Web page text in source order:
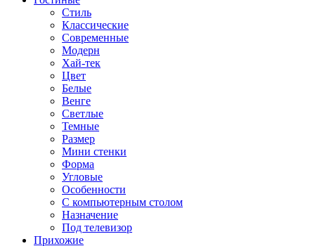
Стиль
Классические
Современные
Модерн
Хай-тек
Цвет
Белые
Венге
Светлые
Темные
Размер
Мини стенки
Форма
Угловые
Особенности
С компьютерным столом
Назначение
Под телевизор
Прихожие